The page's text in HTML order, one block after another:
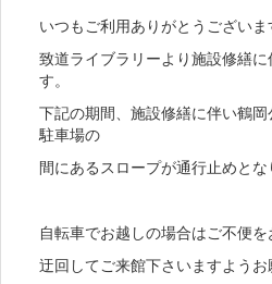
いつもご利用ありがとうございま
致道ライブラリーより施設修繕
す。
下記の期間、施設修繕に伴い鶴
駐車場の
間にあるスロープが通行止めとな
自転車でお越しの場合はご不便
迂回してご来館下さいますようお